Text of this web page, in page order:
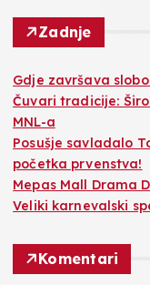
Zadnje
Gdje završava
Čuvari tradicije:
MNL-a
Posušje savladalo
početka prvenstva!
Mepas Mall Drama
Veliki karnevalski
Komentari